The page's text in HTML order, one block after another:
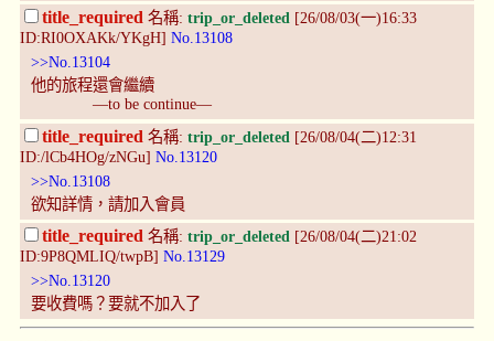
title_required 名稱: trip_or_deleted [26/08/03(一)16:33
ID:RI0OXAKk/YKgH] No.13108
>>No.13104
他的旅程還會繼續
—to be continue—
title_required 名稱: trip_or_deleted [26/08/04(二)12:31
ID:/lCb4HOg/zNGu] No.13120
>>No.13108
欲知詳情，請加入會員
title_required 名稱: trip_or_deleted [26/08/04(二)21:02
ID:9P8QMLIQ/twpB] No.13129
>>No.13120
要收費嗎？要就不加入了